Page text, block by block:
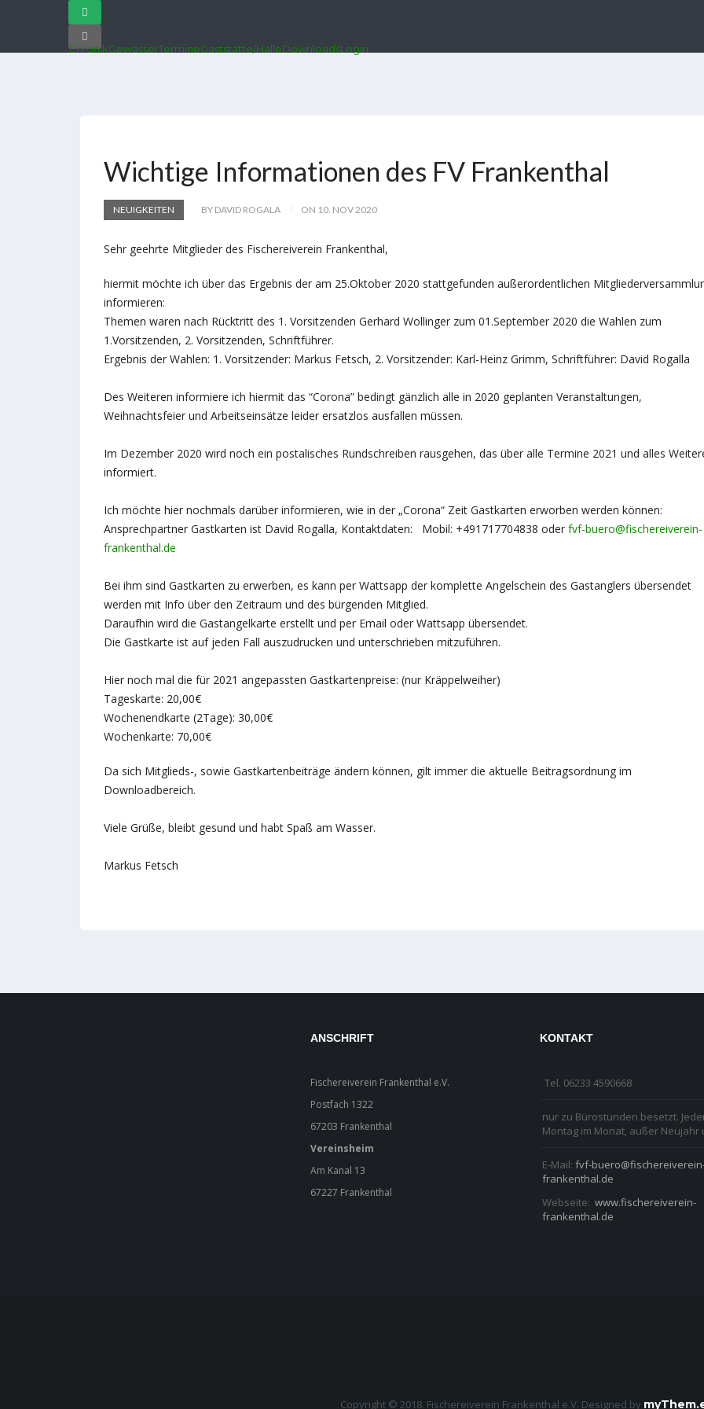
ChronikGewässerTermineGaststätte/HalleDownloadsLogin
Wichtige Informationen des FV Frankenthal
NEUIGKEITEN BY DAVID ROGALA ON 10. NOV 2020
Sehr geehrte Mitglieder des Fischereiverein Frankenthal,
hiermit möchte ich über das Ergebnis der am 25.Oktober 2020 stattgefunden außerordentlichen
informieren:
Themen waren nach Rücktritt des 1. Vorsitzenden Gerhard Wollinger zum 01.September 2020 die Wahlen zum
1.Vorsitzenden, 2. Vorsitzenden, Schriftführer.
Ergebnis der Wahlen: 1. Vorsitzender: Markus Fetsch, 2. Vorsitzender: Karl-Heinz Grimm, Schriftführer: David Rogalla
Des Weiteren informiere ich hiermit das “Corona” bedingt gänzlich alle in 2020 geplanten Veranstaltungen,
Weihnachtsfeier und Arbeitseinsätze leider ersatzlos ausfallen müssen.
Im Dezember 2020 wird noch ein postalisches Rundschreiben rausgehen, das über alle Termine 2021 und alles
informiert.
Ich möchte hier nochmals darüber informieren, wie in der „Corona“ Zeit Gastkarten erworben werden können:
Ansprechpartner Gastkarten ist David Rogalla, Kontaktdaten: Mobil: +491717704838 oder fvf-buero@fischereiverein-
frankenthal.de
Bei ihm sind Gastkarten zu erwerben, es kann per Wattsapp der komplette Angelschein des Gastanglers übersendet
werden mit Info über den Zeitraum und des bürgenden Mitglied.
Daraufhin wird die Gastangelkarte erstellt und per Email oder Wattsapp übersendet.
Die Gastkarte ist auf jeden Fall auszudrucken und unterschrieben mitzuführen.
Hier noch mal die für 2021 angepassten Gastkartenpreise: (nur Kräppelweiher)
Tageskarte: 20,00€
Wochenendkarte (2Tage): 30,00€
Wochenkarte: 70,00€
Da sich Mitglieds-, sowie Gastkartenbeiträge ändern können, gilt immer die aktuelle Beitragsordnung im
Downloadbereich.
Viele Grüße, bleibt gesund und habt Spaß am Wasser.
Markus Fetsch
ANSCHRIFT
Fischereiverein Frankenthal e.V.
Postfach 1322
67203 Frankenthal
Vereinsheim
Am Kanal 13
67227 Frankenthal
KONTAKT
Tel. 06233 4590668
nur zu Bürostunden besetzt.
Montag im Monat, außer Neujahr
E-Mail: fvf-
frankenthal.de
Webseite: www.fischereiverein-
frankenthal.de
Copyright © 2018. Fischereiverein Frankenthal e.V. Designed by